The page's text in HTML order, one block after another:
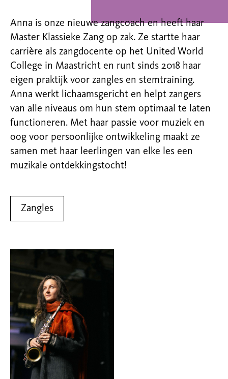
Anna is onze nieuwe zangcoach en heeft haar
Master Klassieke Zang op zak. Ze startte haar
carrière als zangdocente op het United World
College in Maastricht en runt sinds 2018 haar
eigen praktijk voor zangles en stemtraining.
Anna werkt lichaamsgericht en helpt zangers
van alle niveaus om hun stem optimaal te laten
functioneren. Met haar passie voor muziek en
oog voor persoonlijke ontwikkeling maakt ze
samen met haar leerlingen van elke les een
muzikale ontdekkingstocht!
Zangles